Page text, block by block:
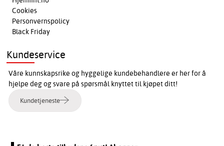
Cookies
Personvernspolicy
Black Friday
Kundeservice
Våre kunnskapsrike og hyggelige kundebehandlere er her for å
hjelpe deg og svare på spørsmål knyttet til kjøpet ditt!
Kundetjeneste